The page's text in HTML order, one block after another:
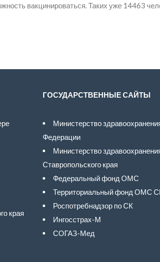
вакцинироваться. Таких уже 14463
края
ГОСУДАРСТВЕННЫЕ САЙТЫ
Министерство
Федерации
Министерство
Ставропольского края
Федеральный фонд ОМС
Территориальный фонд ОМС
Роспотребнадзор по СК
Ингосстрах-М
СОГАЗ-Мед